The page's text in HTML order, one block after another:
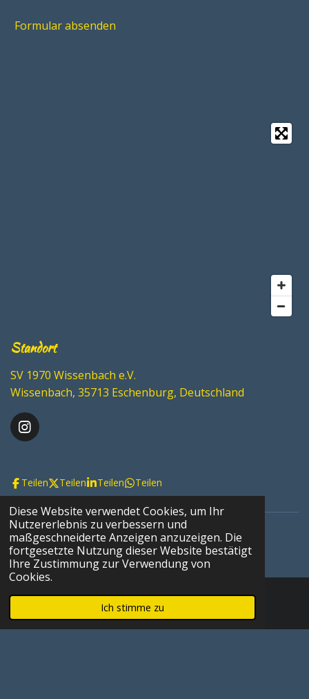
Diese Website verwendet Cookies, um Ihr
Nutzererlebnis zu verbessern und
maßgeschneiderte Anzeigen anzuzeigen. Die
fortgesetzte Nutzung dieser Website bestätigt
Ihre Zustimmung zur Verwendung von
Cookies.
Ich stimme zu
Formular absenden
Standort
SV 1970 Wissenbach e.V.
Wissenbach, 35713 Eschenburg, Deutschland
I
n
a
g
r
a
m
Teilen Teilen Teilen Teilen
Telefon